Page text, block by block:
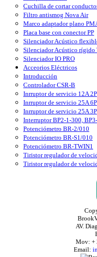
Cuchilla de cortar
Filtro antismog Nova Air
Marco adaptador plano
Placa base con conector PP
Silenciador Acústico
Silenciador Acústico rígido
Silenciador IO PRO
Acceorios Eléctricos
Introducción
Controlador CSR-B
Inrruptor de servicio 12A 2P
Inrruptor de servicio 25A 6P
Inrruptor de servicio 25A 3P
Interruptor BP2-1-300,
Potenciómetro BR-2/010
Potenciómetro BR-S1/010
Potenciómetro BR-TWIN1
Tiristor regulador de
Tiristor regulador de
AV.
Mov: +
Email: